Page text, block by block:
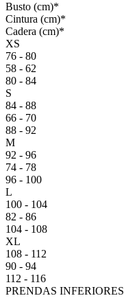
Busto (cm)*
Cintura (cm)*
Cadera (cm)*
XS
76 - 80
58 - 62
80 - 84
S
84 - 88
66 - 70
88 - 92
M
92 - 96
74 - 78
96 - 100
L
100 - 104
82 - 86
104 - 108
XL
108 - 112
90 - 94
112 - 116
PRENDAS INFERIORES